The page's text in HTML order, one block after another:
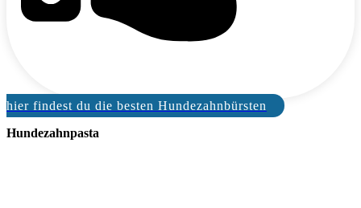
hier findest du die besten Hundezahnbürsten
Hundezahnpasta